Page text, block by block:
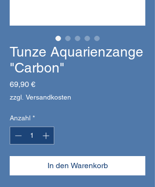
Tunze Aquarienzange
"Carbon"
69,90 €Preis
zzgl. Versandkosten
Anzahl *
In den Warenkorb